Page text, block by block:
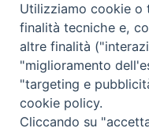
Ufficio
Piazza Giovene 4 –
Utilizziamo cookie o
finalità tecniche e,
altre finalità
"miglioramento
"targeting e
cookie policy.
Cliccando su